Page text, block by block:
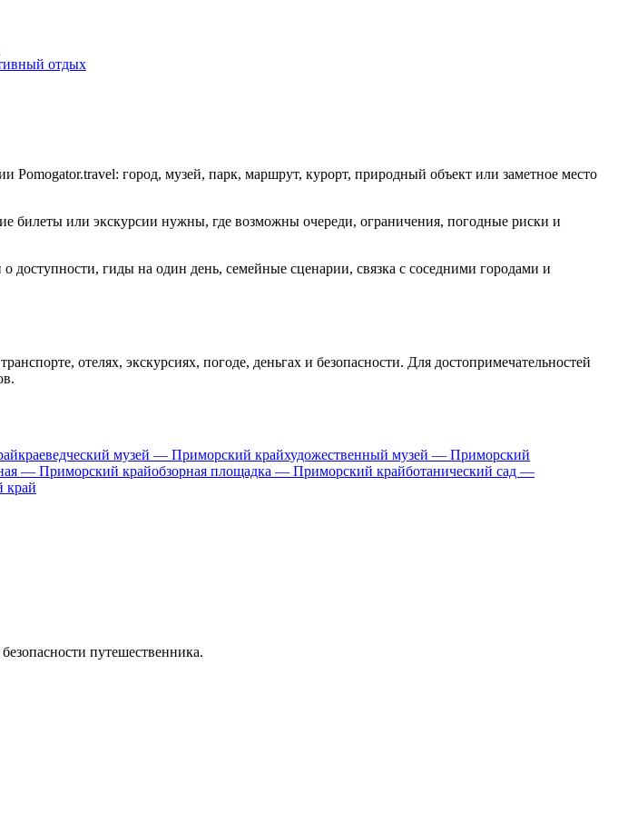
отдых
город, музей, парк, маршрут, курорт, природный объект или заметное место
билеты или экскурсии нужны, где возможны очереди, ограничения, погодные риски и
гиды на один день, семейные сценарии, связка с соседними городами и
отелях, экскурсиях, погоде, деньгах и безопасности. Для достопримечательностей
краеведческий музей — Приморский крайхудожественный музей — Приморский
— Приморский крайобзорная площадка — Приморский крайботанический сад —
край
путешественника.